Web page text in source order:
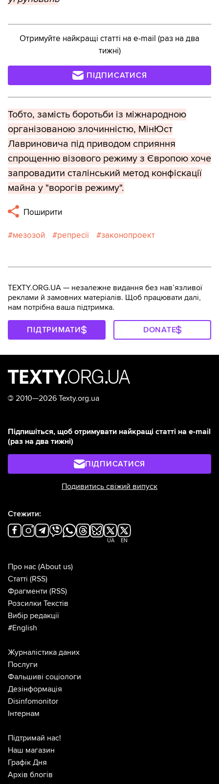
Отримуйте найкращі статті на e-mail (раз на два
тижні)
ПІДПИСАТИСЯ
Тобто, замість боротьби із міжнародною
організованою злочинністю, МінЮст
Лавриновича під приводом сприяння
спрощенню візового режиму з Європою хоче
запровадити сталінський метод конфіскації
майна у "ворогів режиму".
Поширити
мезозой репресії законопроект
TEXTY.ORG.UA — незалежне видання без навʼязливої
реклами й замовних матеріалів. Щоб працювати далі,
нам потрібна ваша підтримка.
ПІДТРИМАТИ DONATE
© 2010—2026 Texty.org.ua
Підпишіться, щоб отримувати найкращі статті на e-mail
(раз на два тижні)
ПІДПИСАТИСЯ
Подивитись свіжий випуск
Стежити:
UA EN
Про нас (About us)
Статті (RSS)
Фрагменти (RSS)
Розсилки Текстів
Вибір редакції
#English
Журналістика даних
Послуги
Фальшиві соціологи
Дезінформація
Disinfomonitor
Інтернам
Підтримай нас!
Наш магазин
Графік Дня
Архів блогів